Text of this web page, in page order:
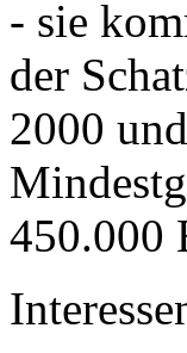
- sie
der
2000
450.000